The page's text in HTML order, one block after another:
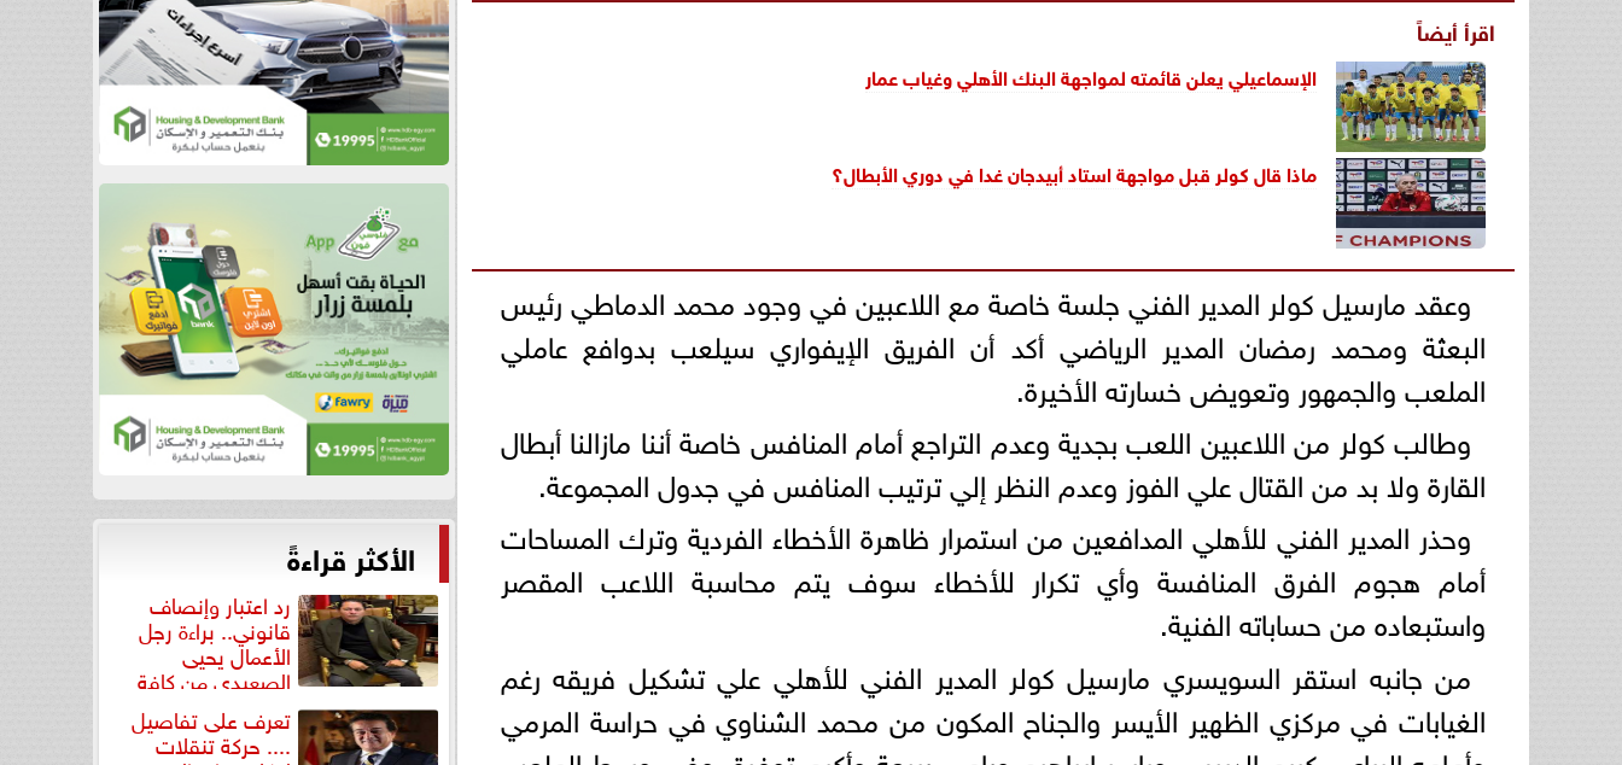
اقرأ أيضاً
الإسماعيلي يعلن قائمته لمواجهة البنك الأهلي وغياب عمار
ماذا قال كولر قبل مواجهة استاد أبيدجان غدا في دوري الأبطال؟
وعقد مارسيل كولر المدير الفني جلسة خاصة مع اللاعبين في وجود محمد الدماطي رئيس
البعثة ومحمد رمضان المدير الرياضي أكد أن الفريق الإيفواري سيلعب بدوافع عاملي
الملعب والجمهور وتعويض خسارته الأخيرة.
وطالب كولر من اللاعبين اللعب بجدية وعدم التراجع أمام المنافس خاصة أننا مازالنا أبطال
القارة ولا بد من القتال علي الفوز وعدم النظر إلي ترتيب المنافس في جدول المجموعة.
وحذر المدير الفني للأهلي المدافعين من استمرار ظاهرة الأخطاء الفردية وترك المساحات
أمام هجوم الفرق المنافسة وأي تكرار للأخطاء سوف يتم محاسبة اللاعب المقصر
واستبعاده من حساباته الفنية.
من جانبه استقر السويسري مارسيل كولر المدير الفني للأهلي علي تشكيل فريقه رغم
الغيابات في مركزي الظهير الأيسر والجناح المكون من محمد الشناوي في حراسة المرمي
الأكثر قراءةً
رد اعتبار وإنصاف
قانوني.. براءة رجل
الأعمال يحيى
الصعيدي من كافة
التهم... تعرف على تفاصيل
.... حركة تنقلات